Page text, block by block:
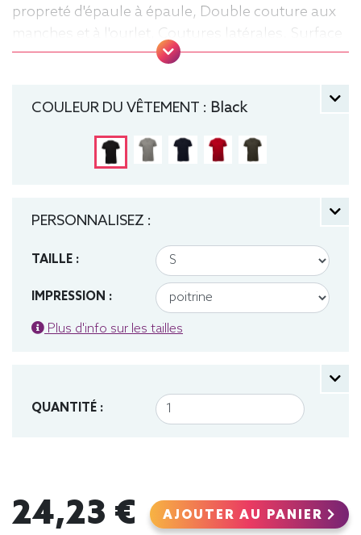
propreté d'épaule à épaule, Double couture aux
manches et à l'ourlet, Coutures latérales. Surface
très lisse. Tee-shirt, manche courte, Léger,
COULEUR DU VÊTEMENT : Black
PERSONNALISEZ :
TAILLE :
IMPRESSION :
Plus d'info sur les tailles
QUANTITÉ :
24,23 € AJOUTER AU PANIER